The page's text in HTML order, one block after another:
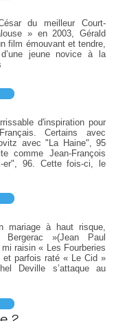
du meilleur Court-
» en 2003, Gérald
film émouvant et tendre,
jeune novice à la
d'inspiration pour
Certains avec
avec "La Haine", 95
comme Jean-François
er", 96. Cette fois-ci, le
mariage à haut risque,
»(Jean Paul
raisin « Les Fourberies
et parfois raté « Le Cid »
Deville s’attaque au
2